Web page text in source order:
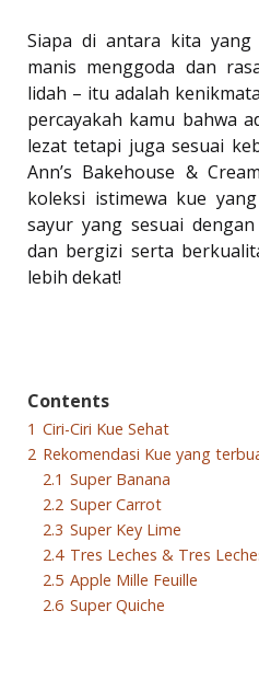
Siapa di antara kita yang
manis menggoda dan
lidah – itu adalah
percayakah kamu bahwa
lezat tetapi juga sesuai
Ann’s Bakehouse &
koleksi istimewa kue
sayur yang sesuai
dan bergizi serta
lebih dekat!
Contents
1 Ciri-Ciri Kue Sehat
2 Rekomendasi Kue yang
2.1 Super Banana
2.2 Super Carrot
2.3 Super Key Lime
2.4 Tres Leches & Tres
2.5 Apple Mille Feuille
2.6 Super Quiche